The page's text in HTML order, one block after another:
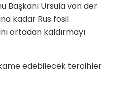
Başkanı Ursula von der
kadar Rus fosil
ortadan kaldırmayı
ikame edebilecek tercihler